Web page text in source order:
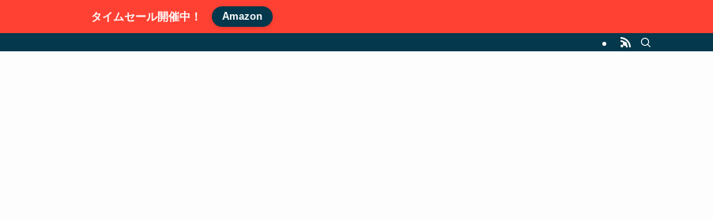
タイムセール開催中！ Amazon